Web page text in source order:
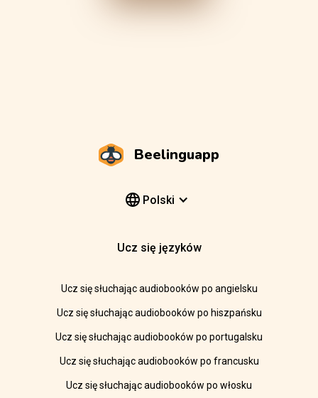
Beelinguapp
Polski
Ucz się języków
Ucz się słuchając audiobooków po angielsku
Ucz się słuchając audiobooków po hiszpańsku
Ucz się słuchając audiobooków po portugalsku
Ucz się słuchając audiobooków po francusku
Ucz się słuchając audiobooków po włosku